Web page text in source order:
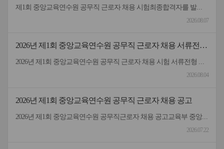
제1회 중앙교육연수원 공무직 근로자 채용 시험최종합격자를 발표하고 등록 안내드립니다.응시해주신 모든 분께 감사드립니다.
2026.08.07
2026년 제1회 중앙교육연수원 공무직 근로자 채용 서류전형
2026년 제1회 중앙교육연수원 공무직 근로자 채용 시험 서류전형 합격자 및 면접일정을 안내드립니다.* 채용분야 - 공무직(미화원)* 서류전형 합격자 : 5명* 합격자 명단 및 면접일정 안내 : 붙임 참고 * 서류 전형 합격자분들은 면접 일정을 참고하여 차질 없이 임해주길 부탁드리며, 응시해주신 모든 분들께 행복한 일들 가득하시길 바랍니다.- 중앙교육연수원 -
2026.08.04
2026년 제1회 중앙교육연수원 공무직 근로자 채용 공고
2026년 제1회 중앙교육연수원 공무직근로자 채용 공고교육부 중앙교육연수원에서 근무할 공무직 근로자를 다음과 같이 공개 모집하오니 성실하고 역량있는 분들의 많은 응시 바랍니다. 2026년 7월 22일 중앙교육연수원장1. 선발직종: 환경미화직(미화원) / 공무직 근로자2. 선발인원: 1명3. 채용기간: 계약일~정년(만65세)까지​4. 담당업무: 청사 실내외 청소 및 환경정리 등5. 근무형태: 기본근무(월~금), 1일 8시간(07:00~16:00, 휴게시간 1시간 제외) 근무6. 근무장소: 중앙교육연수원(대구 동구 혁신도시 내 위치)7. 보수: 월 236만원 수준(세전), 명절휴가비 등 별도 지급8. 원서 접수기간: 7.22.(수) ~ 7.30.(목)9. 접수방법: 방문접수, 우편접수 (공고문 참조)10. 문의전화: 중앙교육연수원 연수지원협력과 채용담당자 ☏053-980-6514
2026.07.22